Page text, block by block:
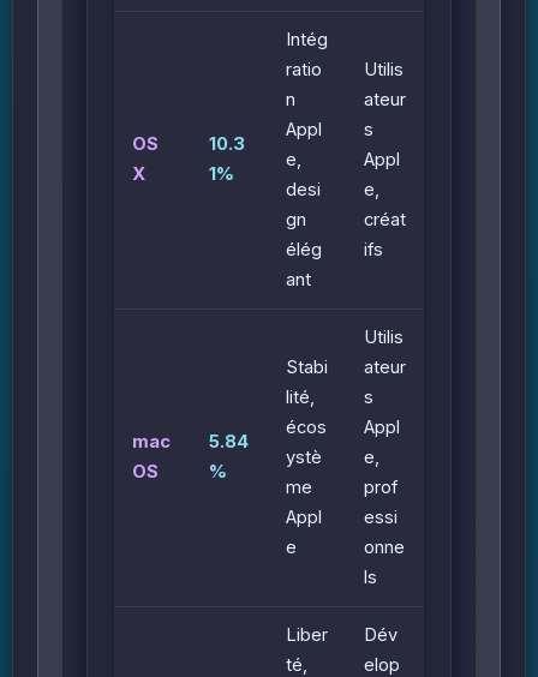
OS
X
10.3
1%
Intég
ratio
n
Appl
e,
desi
gn
élég
ant
Utilis
ateur
s
Appl
e,
créat
ifs
mac
OS
5.84
%
Stabi
lité,
écos
ystè
me
Appl
e
Utilis
ateur
s
Appl
e,
prof
essi
onne
ls
Liber
té,
Dév
elop